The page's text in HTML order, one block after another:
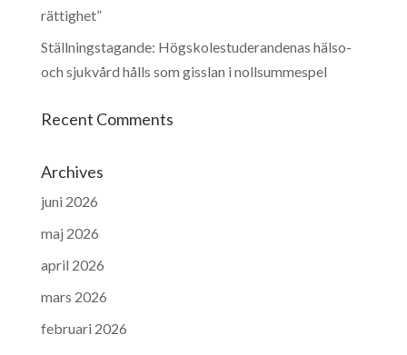
rättighet”
Ställningstagande: Högskolestuderandenas hälso-
och sjukvård hålls som gisslan i nollsummespel
Recent Comments
Archives
juni 2026
maj 2026
april 2026
mars 2026
februari 2026